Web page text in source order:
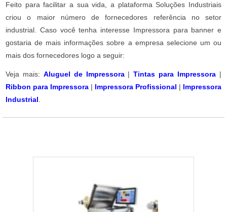
Feito para facilitar a sua vida, a plataforma Soluções Industriais
criou o maior número de fornecedores referência no setor
industrial. Caso você tenha interesse Impressora para banner e
gostaria de mais informações sobre a empresa selecione um ou
mais dos fornecedores logo a seguir:
Veja mais: Aluguel de Impressora|Tintas para Impressora |
Ribbon para Impressora | Impressora Profissional | Impressora
Industrial